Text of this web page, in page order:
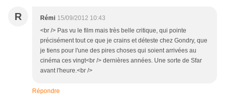
R Rémi 15/09/2012 10:43
<br /> Pas vu le film mais très belle critique, qui pointe
précisément tout ce que je crains et déteste chez Gondry, que
je tiens pour l'une des pires choses qui soient arrivées au
cinéma ces vingt<br /> dernières années. Une sorte de Sfar
avant l'heure.<br />
Répondre